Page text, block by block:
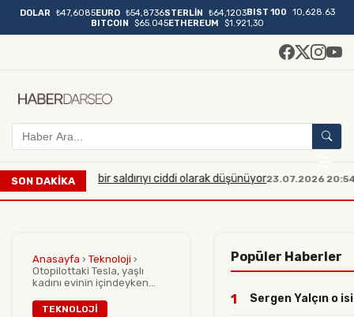
DOLAR ₺47,6085EURO ₺54,8736STERLİN ₺64,1203BIST 100
10,628.63
BITCOIN
$65.045ETHEREUM $1.921,30
SON DAKİKA
çaplı bir saldırıyı ciddi olarak düşünüyor23.07.2026 20:54
Anasayfa › Teknoloji ›
Otopilottaki Tesla, yaşlı
kadını evinin içindeyken...
TEKNOLOJI
Popüler Haberler
1 Sergen Yalçın o